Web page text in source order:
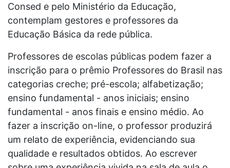
Consed e pelo Ministério da Educação,
contemplam gestores e professores da
Educação Básica da rede pública.
Professores de escolas públicas podem fazer a
inscrição para o prêmio Professores do Brasil nas
categorias creche; pré-escola; alfabetização;
ensino fundamental - anos iniciais; ensino
fundamental - anos finais e ensino médio. Ao
fazer a inscrição on-line, o professor produzirá
um relato de experiência, evidenciando sua
qualidade e resultados obtidos. Ao escrever